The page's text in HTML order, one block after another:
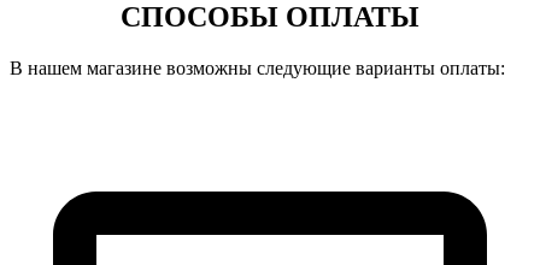
СПОСОБЫ ОПЛАТЫ
В нашем магазине возможны следующие варианты оплаты: